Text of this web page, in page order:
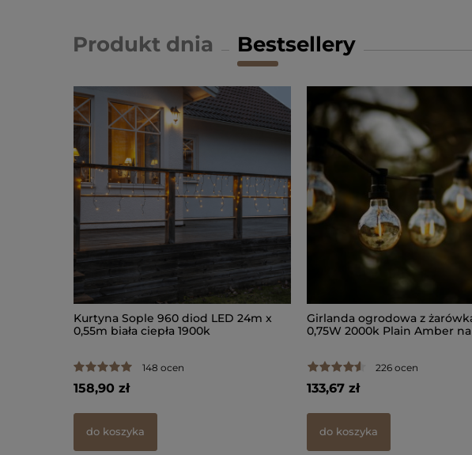
Bestsellery
Produkt dnia
Kurtyna Sople 960 diod LED 24m x
0,55m biała ciepła 1900k
148 ocen
158,90 zł
do koszyka
Girlanda ogrodowa z
0,75W 2000k Plain Amber
226 ocen
133,67 zł
do koszyka